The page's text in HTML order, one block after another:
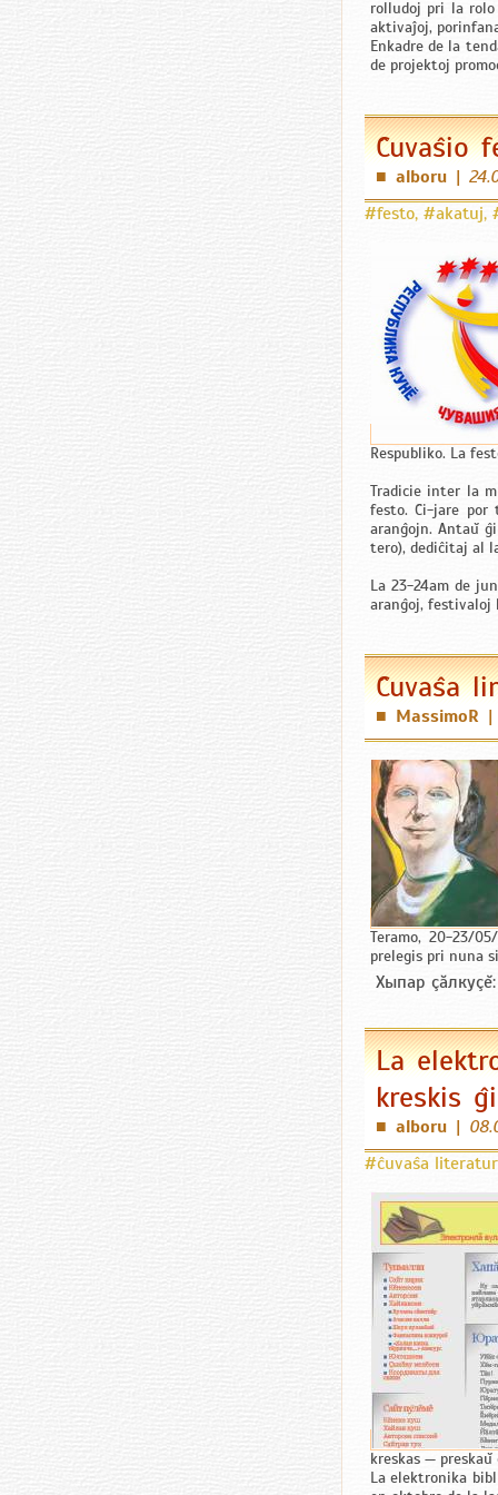
rolludoj pri la rolo
aktivaĵoj,
Enkadre de la
de projektoj
Ĉuvaŝio
■ alboru |
#festo, #akatuj,
Respubliko. La
Tradicie inter la
festo. Ĉi-jare por
aranĝojn. Antaŭ
tero), dediĉitaj al
La 23-24am de
aranĝoj, festivaloj
Ĉuvaŝa
■ MassimoR
Teramo, 20-23/
prelegis pri nuna
Хыпар
La
kreskis
■ alboru |
#ĉuvaŝa
kreskas —
La elektronika